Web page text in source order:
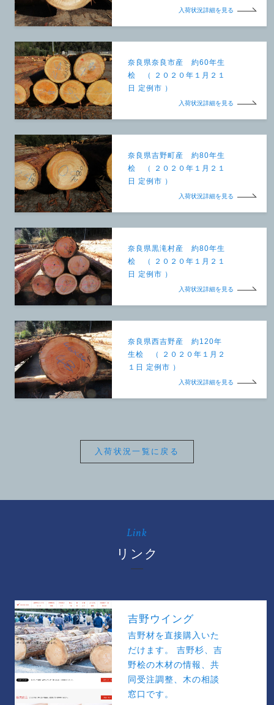
入荷状況詳細を見る
奈良県奈良市産 約60年生
桧 （ ２０２０年１月２１
日 定例市 ）
入荷状況詳細を見る
奈良県吉野町産 約80年生
桧 （ ２０２０年１月２１
日 定例市 ）
入荷状況詳細を見る
奈良県黒滝村産 約80年生
桧 （ ２０２０年１月２１
日 定例市 ）
入荷状況詳細を見る
奈良県西吉野産 約120年
生桧 （ ２０２０年１月２
１日 定例市 ）
入荷状況詳細を見る
入荷状況一覧に戻る
Link
リンク
吉野ウイング
吉野材を直接購入いた
だけます。 吉野杉、吉
野桧の木材の情報、共
同受注調整、木の相談
窓口です。